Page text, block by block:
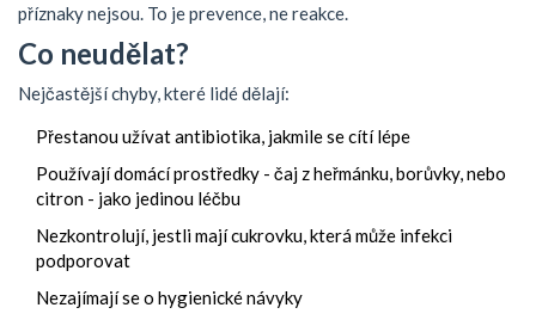
příznaky nejsou. To je prevence, ne reakce.
Co neudělat?
Nejčastější chyby, které lidé dělají:
Přestanou užívat antibiotika, jakmile se cítí lépe
Používají domácí prostředky - čaj z heřmánku, borůvky, nebo
citron - jako jedinou léčbu
Nezkontrolují, jestli mají cukrovku, která může infekci
podporovat
Nezajímají se o hygienické návyky